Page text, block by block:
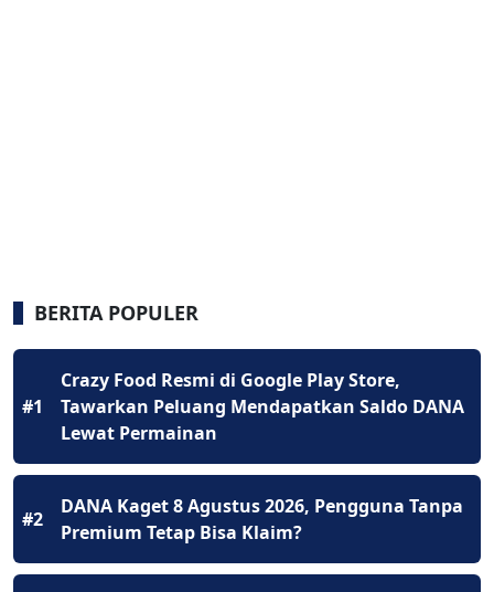
BERITA POPULER
#1
Crazy Food Resmi di Google Play Store,
Tawarkan Peluang Mendapatkan Saldo DANA
Lewat Permainan
#2
DANA Kaget 8 Agustus 2026, Pengguna Tanpa
Premium Tetap Bisa Klaim?